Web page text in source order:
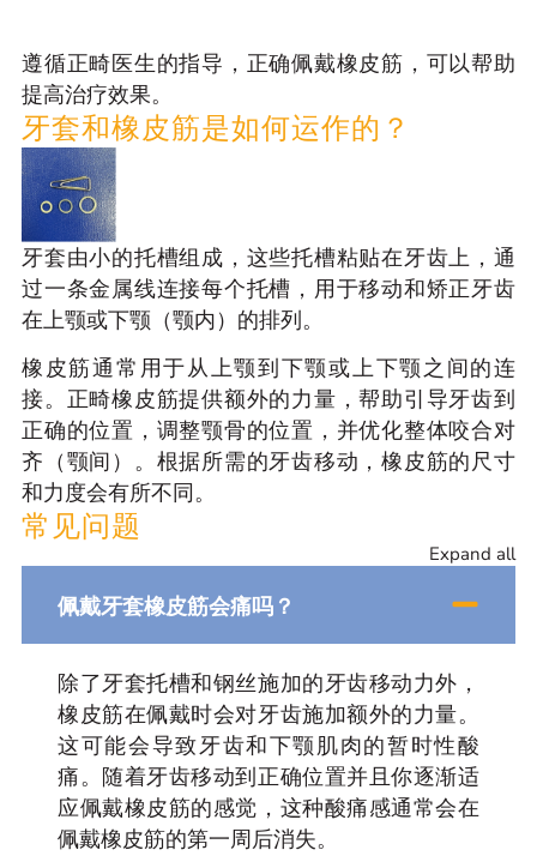
遵循正畸医生的指导，正确佩戴橡皮筋，可以帮助
提高治疗效果。
牙套和橡皮筋是如何运作的？
牙套由小的托槽组成，这些托槽粘贴在牙齿上，通
过一条金属线连接每个托槽，用于移动和矫正牙齿
在上颚或下颚（颚内）的排列。
橡皮筋通常用于从上颚到下颚或上下颚之间的连
接。正畸橡皮筋提供额外的力量，帮助引导牙齿到
正确的位置，调整颚骨的位置，并优化整体咬合对
齐（颚间）。根据所需的牙齿移动，橡皮筋的尺寸
和力度会有所不同。
常见问题
Expand all
佩戴牙套橡皮筋会痛吗？
除了牙套托槽和钢丝施加的牙齿移动力外，
橡皮筋在佩戴时会对牙齿施加额外的力量。
这可能会导致牙齿和下颚肌肉的暂时性酸
痛。随着牙齿移动到正确位置并且你逐渐适
应佩戴橡皮筋的感觉，这种酸痛感通常会在
佩戴橡皮筋的第一周后消失。